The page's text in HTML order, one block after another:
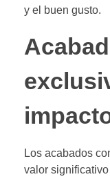
y el buen gusto.
Los acabados
valor